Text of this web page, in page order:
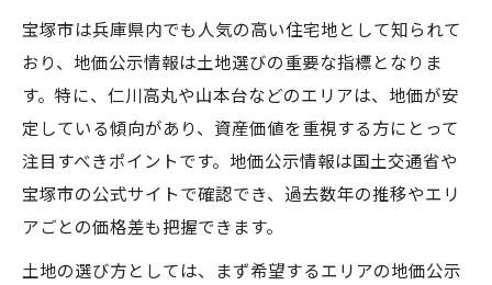
宝塚市は兵庫県内でも人気の高い住宅地として知られて
おり、地価公示情報は土地選びの重要な指標となりま
す。特に、仁川高丸や山本台などのエリアは、地価が安
定している傾向があり、資産価値を重視する方にとって
注目すべきポイントです。地価公示情報は国土交通省や
宝塚市の公式サイトで確認でき、過去数年の推移やエリ
アごとの価格差も把握できます。
土地の選び方としては、まず希望するエリアの地価公示